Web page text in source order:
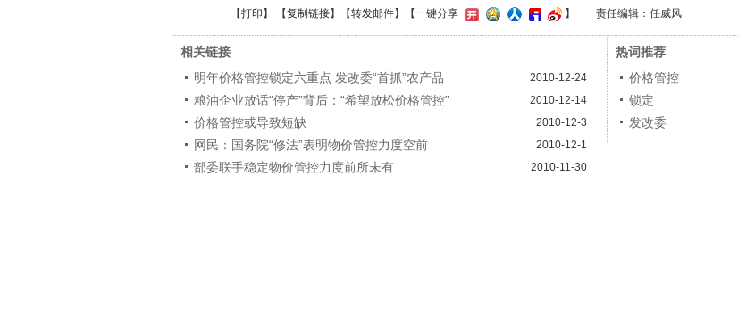
【打印 】 【复制链接】【转发邮件】 【一键分享 】 责任编辑：任威风
相关链接
明年价格管控锁定六重点 发改委“首抓”农产品
2010-12-24
粮油企业放话“停产”背后：“希望放松价格管控” 2010-12-14
价格管控或导致短缺 2010-12-3
网民：国务院“修法”表明物价管控力度空前 2010-12-1
部委联手稳定物价管控力度前所未有 2010-11-30
热词推荐
价格管控
锁定
发改委